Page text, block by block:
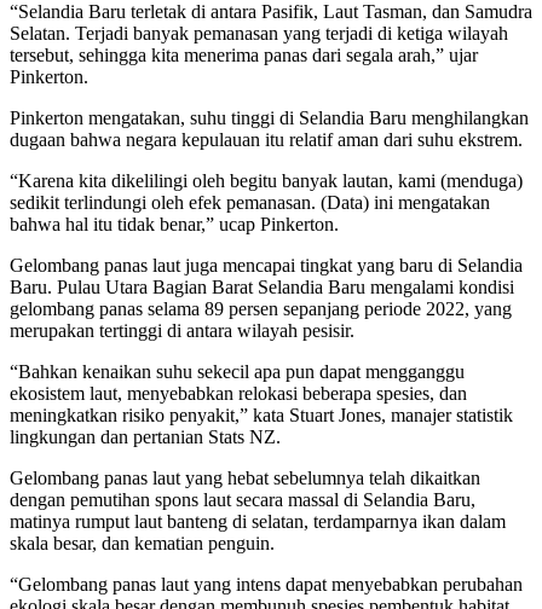
“Selandia Baru terletak di antara Pasifik, Laut Tasman, dan Samudra
Selatan. Terjadi banyak pemanasan yang terjadi di ketiga wilayah
tersebut, sehingga kita menerima panas dari segala arah,” ujar
Pinkerton.
Pinkerton mengatakan, suhu tinggi di Selandia Baru menghilangkan
dugaan bahwa negara kepulauan itu relatif aman dari suhu ekstrem.
“Karena kita dikelilingi oleh begitu banyak lautan, kami (menduga)
sedikit terlindungi oleh efek pemanasan. (Data) ini mengatakan
bahwa hal itu tidak benar,” ucap Pinkerton.
Gelombang panas laut juga mencapai tingkat yang baru di Selandia
Baru. Pulau Utara Bagian Barat Selandia Baru mengalami kondisi
gelombang panas selama 89 persen sepanjang periode 2022, yang
merupakan tertinggi di antara wilayah pesisir.
“Bahkan kenaikan suhu sekecil apa pun dapat mengganggu
ekosistem laut, menyebabkan relokasi beberapa spesies, dan
meningkatkan risiko penyakit,” kata Stuart Jones, manajer statistik
lingkungan dan pertanian Stats NZ.
Gelombang panas laut yang hebat sebelumnya telah dikaitkan
dengan pemutihan spons laut secara massal di Selandia Baru,
matinya rumput laut banteng di selatan, terdamparnya ikan dalam
skala besar, dan kematian penguin.
“Gelombang panas laut yang intens dapat menyebabkan perubahan